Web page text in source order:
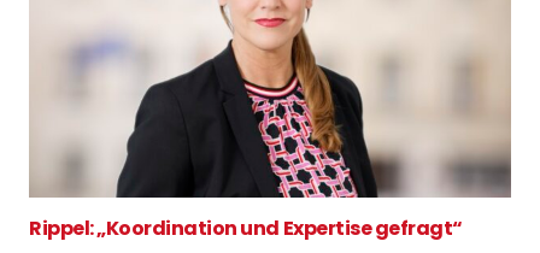
Rippel: „Koordination und Expertise gefragt“